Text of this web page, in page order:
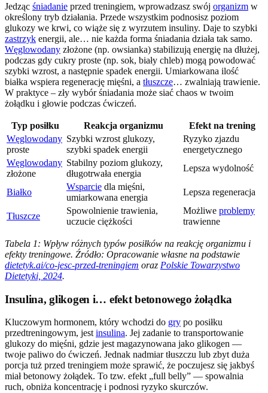
Jedząc śniadanie przed treningiem, wprowadzasz swój organizm w
określony tryb działania. Przede wszystkim podnosisz poziom
glukozy we krwi, co wiąże się z wyrzutem insuliny. Daje to szybki
zastrzyk energii, ale… nie każda forma śniadania działa tak samo.
Węglowodany złożone (np. owsianka) stabilizują energię na dłużej,
podczas gdy cukry proste (np. sok, biały chleb) mogą powodować
szybki wzrost, a następnie spadek energii. Umiarkowana ilość
białka wspiera regenerację mięśni, a tłuszcze… zwalniają trawienie.
W praktyce – zły wybór śniadania może siać chaos w twoim
żołądku i głowie podczas ćwiczeń.
Typ posiłku Reakcja organizmu
Efekt na trening
Węglowodany
proste
Szybki wzrost glukozy,
szybki spadek energii
Ryzyko zjazdu
energetycznego
Węglowodany
złożone
Stabilny poziom glukozy,
długotrwała energia
Lepsza wydolność
Białko
Wsparcie dla mięśni,
umiarkowana energia
Lepsza regeneracja
Tłuszcze
Spowolnienie trawienia,
uczucie ciężkości
Możliwe problemy
trawienne
Tabela 1: Wpływ różnych typów posiłków na reakcję organizmu i
efekty treningowe. Źródło: Opracowanie własne na podstawie
dietetyk.ai/co-jesc-przed-treningiem oraz Polskie Towarzystwo
Dietetyki, 2024.
Insulina, glikogen i… efekt betonowego żołądka
Kluczowym hormonem, który wchodzi do gry po posiłku
przedtreningowym, jest insulina. Jej zadanie to transportowanie
glukozy do mięśni, gdzie jest magazynowana jako glikogen —
twoje paliwo do ćwiczeń. Jednak nadmiar tłuszczu lub zbyt duża
porcja tuż przed treningiem może sprawić, że poczujesz się jakbyś
miał betonowy żołądek. To tzw. efekt „full belly” — spowalnia
ruch, obniża koncentrację i podnosi ryzyko skurczów.